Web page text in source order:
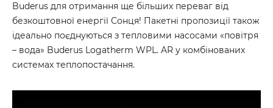
Buderus для отримання ще більших переваг від
безкоштовної енергії Сонця! Пакетні пропозиції також
ідеально поєднуються з тепловими насосами «повітря
– вода» Buderus Logatherm WPL. AR у комбінованих
системах теплопостачання.